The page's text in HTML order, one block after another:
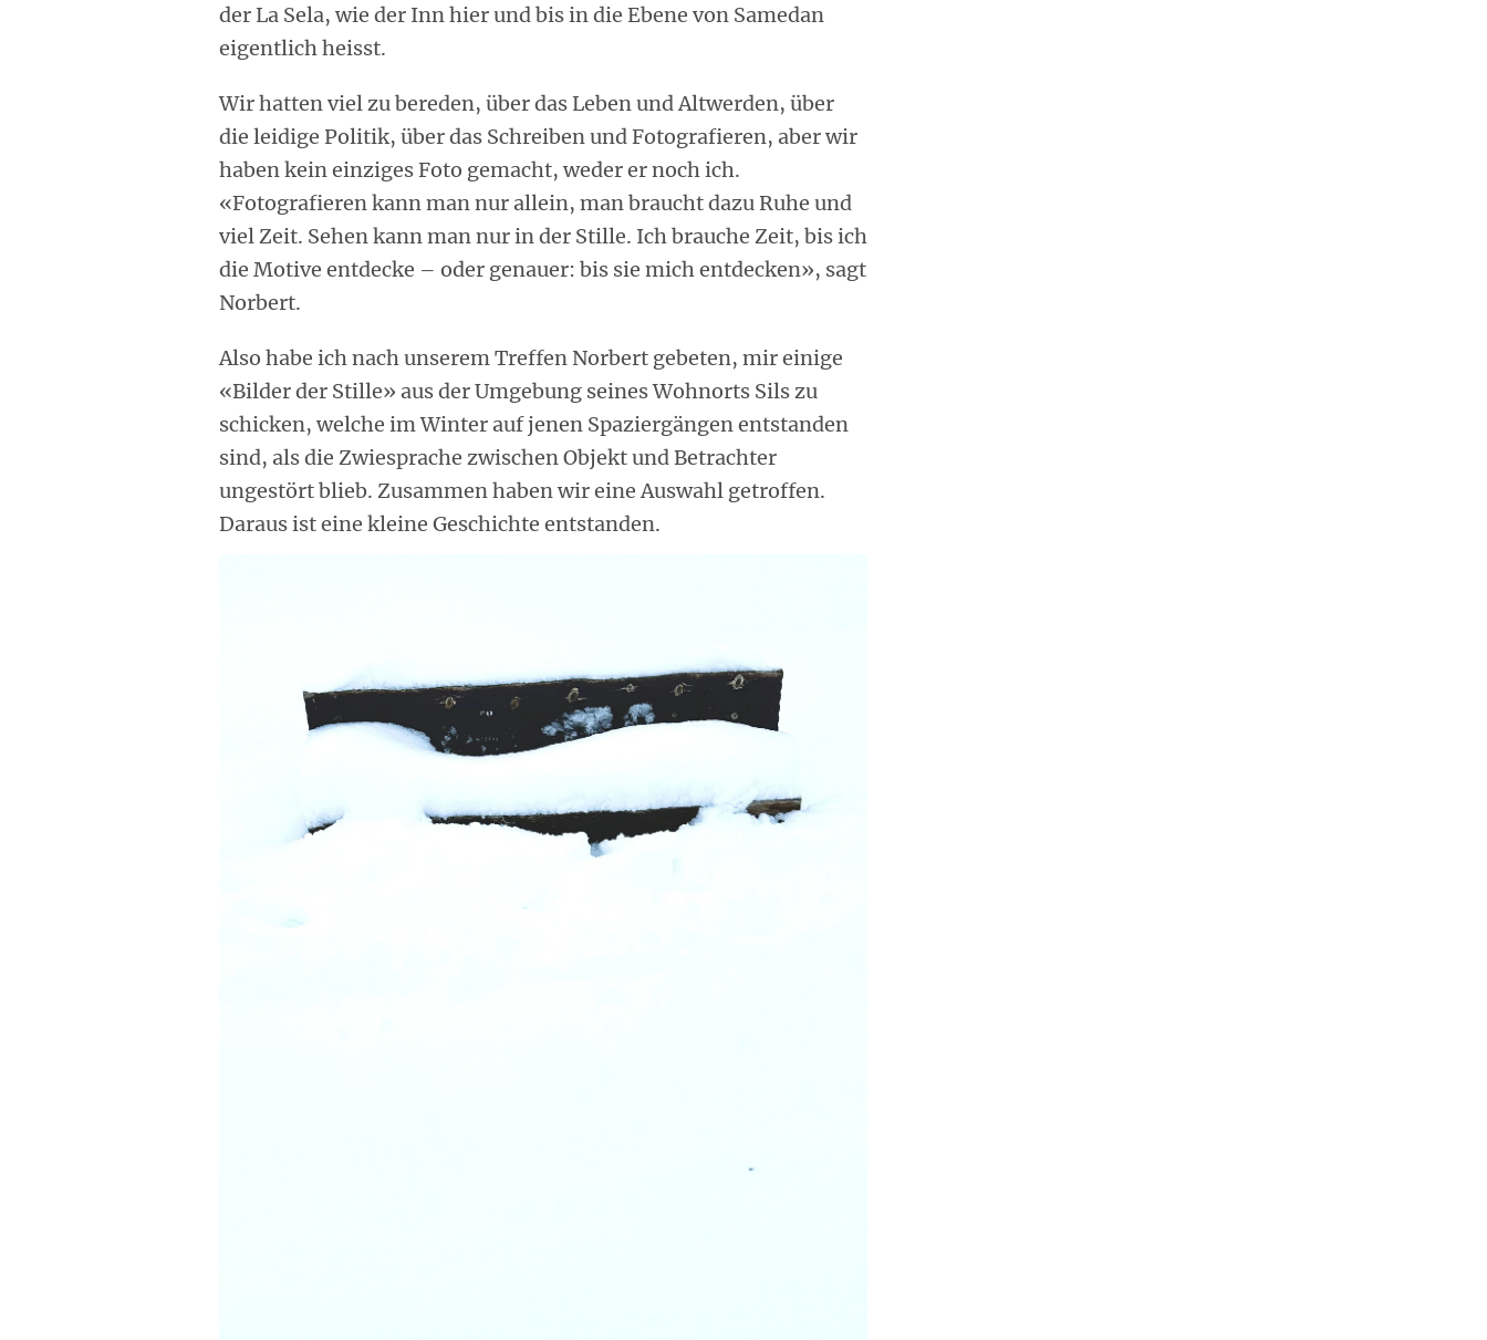
der La Sela, wie der Inn hier und bis in die Ebene von Samedan
eigentlich heisst.
Wir hatten viel zu bereden, über das Leben und Altwerden, über
die leidige Politik, über das Schreiben und Fotografieren, aber wir
haben kein einziges Foto gemacht, weder er noch ich.
«Fotografieren kann man nur allein, man braucht dazu Ruhe und
viel Zeit. Sehen kann man nur in der Stille. Ich brauche Zeit, bis ich
die Motive entdecke – oder genauer: bis sie mich entdecken», sagt
Norbert.
Also habe ich nach unserem Treffen Norbert gebeten, mir einige
«Bilder der Stille» aus der Umgebung seines Wohnorts Sils zu
schicken, welche im Winter auf jenen Spaziergängen entstanden
sind, als die Zwiesprache zwischen Objekt und Betrachter
ungestört blieb. Zusammen haben wir eine Auswahl getroffen.
Daraus ist eine kleine Geschichte entstanden.